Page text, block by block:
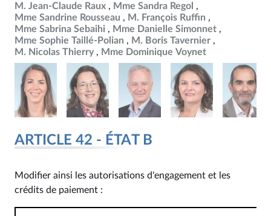
M. Jean-Claude Raux
Mme Sandra Regol
Mme Sandrine Rousseau
M. François Ruffin
Mme Sabrina Sebaihi
Mme Danielle Simonnet
Mme Sophie Taillé-Polian
M. Boris Tavernier
M. Nicolas Thierry
Mme Dominique Voynet
ARTICLE 42 - ÉTAT B
Modifier ainsi les autorisations d'engagement et les
crédits de paiement :